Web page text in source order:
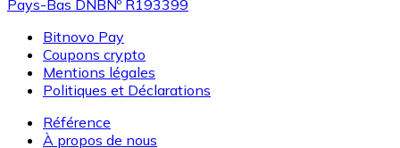
AcheterEthereum Classic
ETC
Pays-Bas DNBNº R193399
Bitnovo Pay
Coupons crypto
Mentions légales
Politiques et Déclarations
Référence
À propos de nous